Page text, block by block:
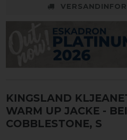
KINGSLAND
WARM UP JACKE -
COBBLESTONE, S